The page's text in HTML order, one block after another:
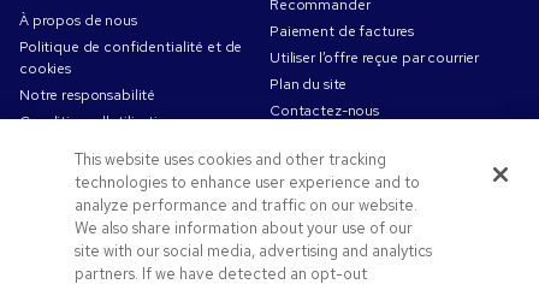
À propos de nous
Politique de confidentialité et de
cookies
Notre responsabilité
Conditions d'utilisation
Conditions générales de vente
Travailler chez Pens.com
Offres et ressources
Codes promo & coupons
Objets publicitaires
Recommander
Paiement de factures
Utiliser l’offre reçue par courrier
Plan du site
Contactez-nous
This website uses cookies and other tracking
technologies to enhance user experience and to
analyze performance and traffic on our website.
We also share information about your use of our
site with our social media, advertising and analytics
partners. If we have detected an opt-out